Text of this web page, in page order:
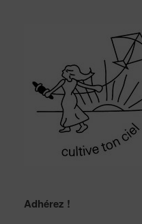
Adhérez !